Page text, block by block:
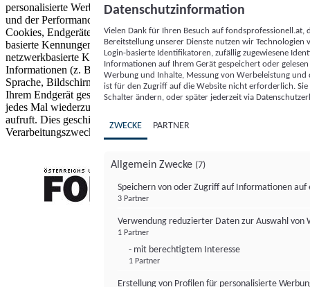
personalisierte Werbung und Inhalte, Messung von Werbeleistung
und der Performance von Inhalten sowie Zielgruppenforschung.
Cookies, Endgeräte- oder ähnliche Online-Kennungen (z. B. login-
basierte Kennungen, zufällig generierte Kennungen,
netzwerkbasierte Kennungen) können zusammen mit anderen
Informationen (z. B. Browsertyp und Browserinformationen,
Sprache, Bildschirmgröße, unterstützte Technologien usw.) auf
Ihrem Endgerät gespeichert oder von dort ausgelesen werden, um es
jedes Mal wiederzuerkennen, wenn es eine App oder einer Webseite
aufruft. Dies geschieht für einen oder mehrere der hier aufgeführten
Verarbeitungszwecke.
Datenschutzinformation
Vielen Dank für Ihren Besuch auf
Bereitstellung unserer Dienste nutzen wir Technologien
Login-basierte Identifikatoren, zufällig zugewiesene
Informationen auf Ihrem Gerät gespeichert oder
Werbung und Inhalte, Messung von Werbeleistung
ist für den Zugriff auf die Website nicht erforderlich.
Schalter ändern, oder später jederzeit via
ZWECKE PARTNER
Allgemein Zwecke (7)
Speichern von oder Zugriff auf Informationen auf
3 Partner
Verwendung reduzierter Daten zur Auswahl von
1 Partner
- mit berechtigtem Interesse
1 Partner
Erstellung von Profilen für personalisierte
FONDS professionell